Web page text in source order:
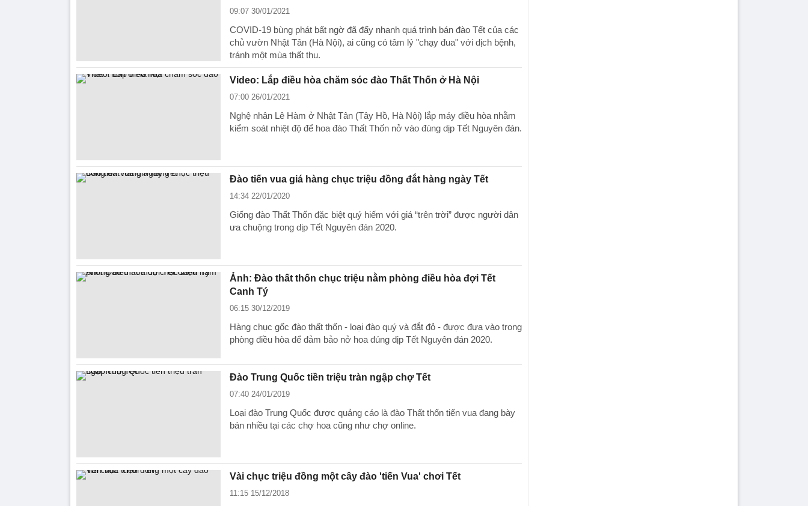
09:07 30/01/2021
COVID-19 bùng phát bất ngờ đã đẩy nhanh quá trình bán đào Tết của các
chủ vườn Nhật Tân (Hà Nội), ai cũng có tâm lý "chạy đua" với dịch bệnh,
tránh một mùa thất thu.
Video: Lắp điều hòa chăm sóc đào Thất Thốn ở Hà Nội
07:00 26/01/2021
Nghệ nhân Lê Hàm ở Nhật Tân (Tây Hồ, Hà Nội) lắp máy điều hòa nhằm
kiểm soát nhiệt độ để hoa đào Thất Thốn nở vào đúng dịp Tết Nguyên đán.
Đào tiến vua giá hàng chục triệu đồng đắt hàng ngày Tết
14:34 22/01/2020
Giống đào Thất Thốn đặc biệt quý hiếm với giá “trên trời” được người dân
ưa chuộng trong dịp Tết Nguyên đán 2020.
Ảnh: Đào thất thốn chục triệu nằm phòng điều hòa đợi Tết
Canh Tý
06:15 30/12/2019
Hàng chục gốc đào thất thốn - loại đào quý và đắt đỏ - được đưa vào trong
phòng điều hòa để đảm bảo nở hoa đúng dịp Tết Nguyên đán 2020.
Đào Trung Quốc tiền triệu tràn ngập chợ Tết
07:40 24/01/2019
Loại đào Trung Quốc được quảng cáo là đào Thất thốn tiến vua đang bày
bán nhiều tại các chợ hoa cũng như chợ online.
Vài chục triệu đồng một cây đào 'tiến Vua' chơi Tết
11:15 15/12/2018